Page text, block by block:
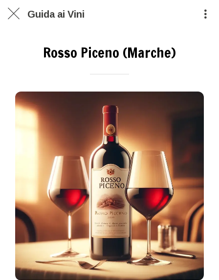
Guida ai Vini
Rosso Piceno (Marche)